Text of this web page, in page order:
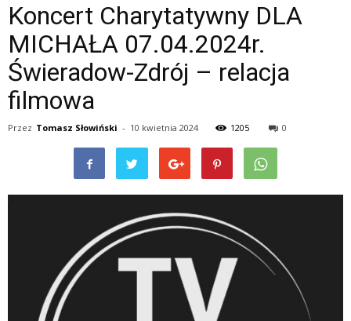
Koncert Charytatywny DLA
MICHAŁA 07.04.2024r.
Świeradow-Zdrój – relacja
filmowa
Przez Tomasz Słowiński - 10 kwietnia 2024 1205 0